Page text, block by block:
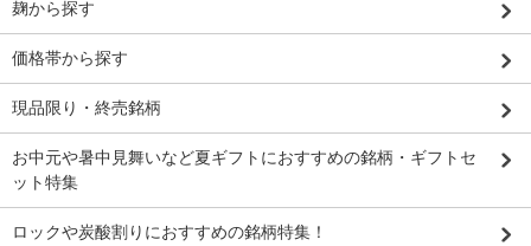
麹から探す
価格帯から探す
現品限り・終売銘柄
お中元や暑中見舞いなど夏ギフトにおすすめの銘柄・ギフトセ
ット特集
ロックや炭酸割りにおすすめの銘柄特集！